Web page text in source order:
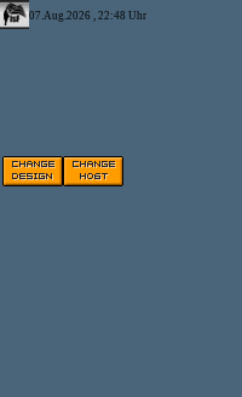
07.Aug.2026 , 22:48 Uhr